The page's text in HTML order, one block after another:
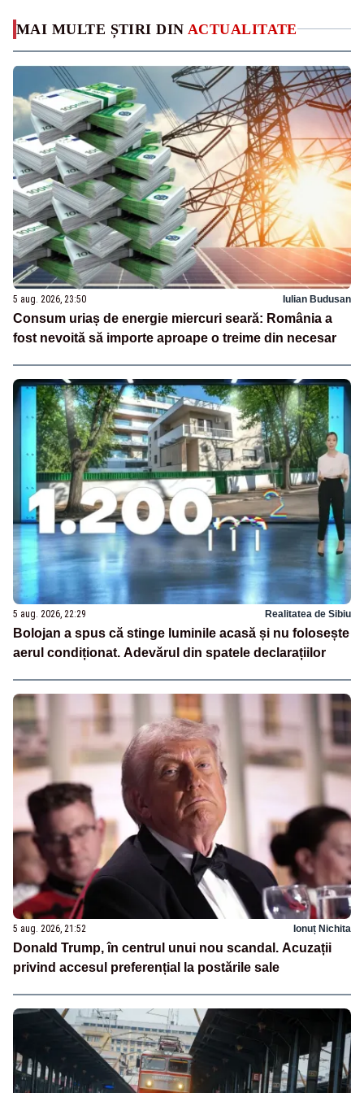
MAI MULTE ȘTIRI DIN ACTUALITATE
5 aug. 2026, 23:50 Iulian Budusan
Consum uriaș de energie miercuri seară: România a
fost nevoită să importe aproape o treime din necesar
5 aug. 2026, 22:29 Realitatea de Sibiu
Bolojan a spus că stinge luminile acasă și nu folosește
aerul condiționat. Adevărul din spatele declarațiilor
5 aug. 2026, 21:52 Ionuț Nichita
Donald Trump, în centrul unui nou scandal. Acuzații
privind accesul preferențial la postările sale